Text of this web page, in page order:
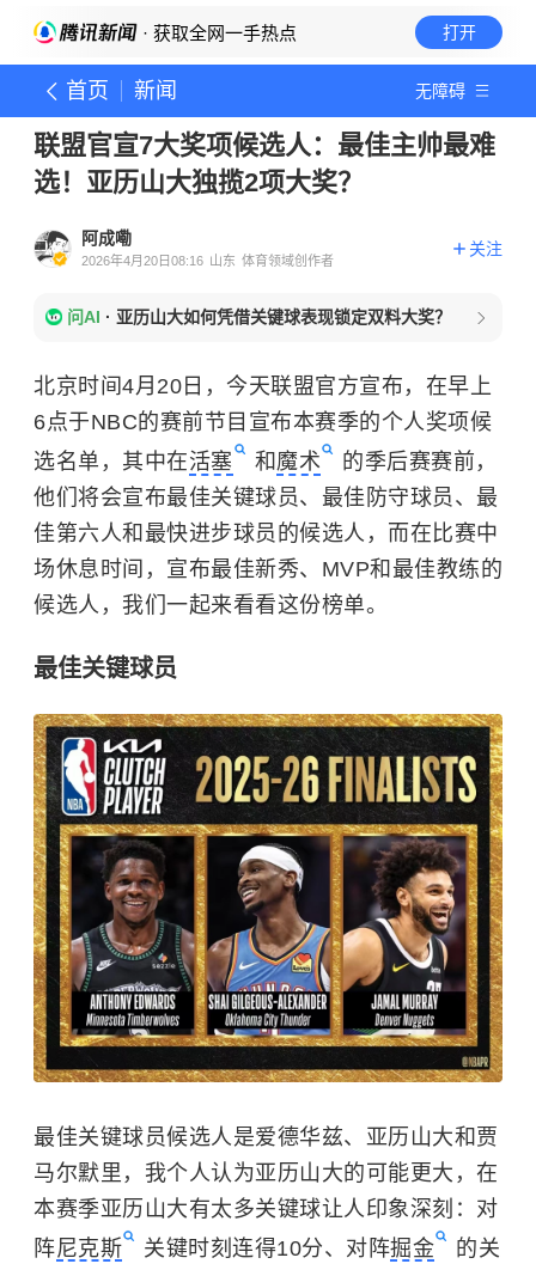
· 获取全网一手热点 打开
首页 新闻 无障碍
联盟官宣7大奖项候选人：最佳主帅最难
选！亚历山大独揽2项大奖？
阿成嘞
2026年4月20日08:16 山东 体育领域创作者
关注
问AI · 亚历山大如何凭借关键球表现锁定双料大奖？
北京时间4月20日，今天联盟官方宣布，在早上
6点于NBC的赛前节目宣布本赛季的个人奖项候
选名单，其中在活塞 和 魔术
的季后赛赛前，
他们将会宣布最佳关键球员、最佳防守球员、最
佳第六人和最快进步球员的候选人，而在比赛中
场休息时间，宣布最佳新秀、MVP和最佳教练的
候选人，我们一起来看看这份榜单。
最佳关键球员
最佳关键球员候选人是爱德华兹、亚历山大和贾
马尔默里，我个人认为亚历山大的可能更大，在
本赛季亚历山大有太多关键球让人印象深刻：对
阵尼克斯 关键时刻连得10分、对阵掘金
的关